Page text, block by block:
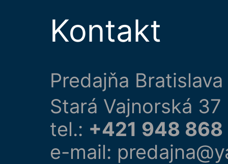
Kontakt
Predajňa Bratislava
Stará Vajnorská 37
tel.: +421 948
e-mail: